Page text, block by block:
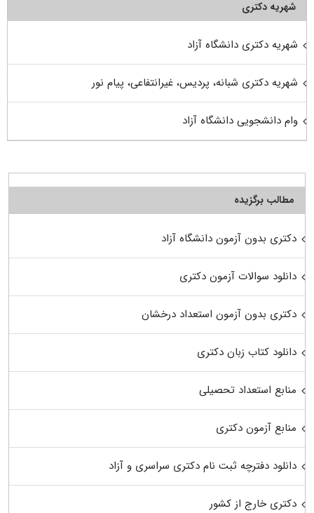
شهریه دکتری
شهریه دکتری دانشگاه آزاد
شهریه دکتری شبانه، پردیس، غیرانتفاعی، پیام نور
وام دانشجویی دانشگاه آزاد
مطالب برگزیده
دکتری بدون آزمون دانشگاه آزاد
دانلود سوالات آزمون دکتری
دکتری بدون آزمون استعداد درخشان
دانلود کتاب زبان دکتری
منابع استعداد تحصیلی
منابع آزمون دکتری
دانلود دفترچه ثبت نام دکتری سراسری و آزاد
دکتری خارج از کشور